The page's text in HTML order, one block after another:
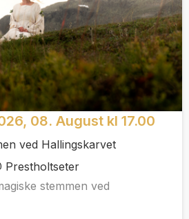
08. August kl 17.00
ved Hallingskarvet
Prestholtseter
stemmen ved